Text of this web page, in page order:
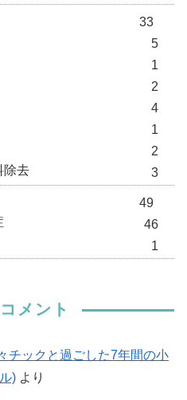
33
5
1
2
4
1
2
除去
3
49
46
1
メント
チックと過ごした7年間の小
) より